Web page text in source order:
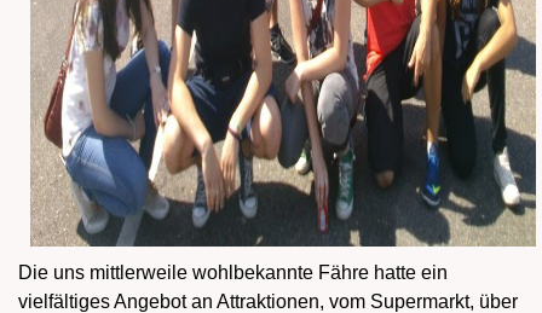
Die uns mittlerweile wohlbekannte Fähre hatte ein
vielfältiges Angebot an Attraktionen, vom Supermarkt, über